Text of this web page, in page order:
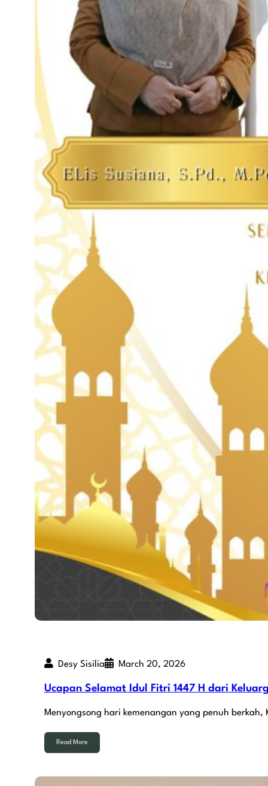
Desy Sisilia March 20, 2026
Ucapan Selamat Idul Fitri 1447 H dari
Menyongsong hari kemenangan yang penuh
Read More